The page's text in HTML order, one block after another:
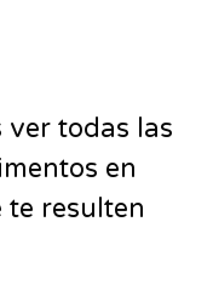
todas las
en
te resulten